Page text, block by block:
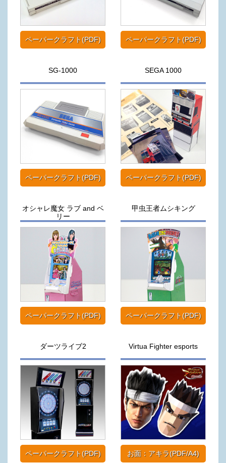
ペーパークラフト(PDF) ペーパークラフト(PDF)
SG-1000
ペーパークラフト(PDF)
SEGA 1000
ペーパークラフト(PDF)
オシャレ魔女 ラブ and ベ
リー
ペーパークラフト(PDF)
甲虫王者ムシキング
ペーパークラフト(PDF)
ダーツライブ2
ペーパークラフト(PDF)
Virtua Fighter esports
お面：アキラ(PDF/A4)